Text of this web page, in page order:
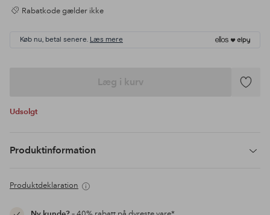
Rabatkode gælder ikke
Køb nu, betal senere. Læs mere
Læg i kurv
Tilføj
Udsolgt
Produktinformation
Produktdeklaration